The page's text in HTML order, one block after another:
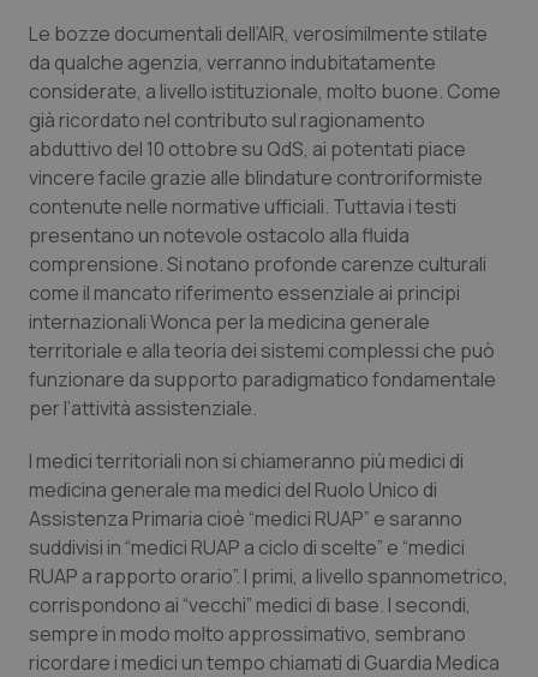
Puglia
Sardegna
Sicilia
Toscana
Umbria
Valle D’Aosta
Veneto
Malattie rare
Malattia di Crohn & Rettocolite Ulcerosa
Neuroscienze & patologie neurodegenerative
Obesità
Oftalmologia
Oncodermatologia
Oncoematologia
Oncologia & Nutrizione
Psoriasi & pelle
Quotidiano Cardiologia
Quotidiano Chirurgia
Le bozze documentali dell’AIR, verosimilmente stilate
da qualche agenzia, verranno indubitatamente
considerate, a livello istituzionale, molto buone. Come
già ricordato nel contributo sul ragionamento
abduttivo del 10 ottobre su QdS, ai potentati piace
vincere facile grazie alle blindature controriformiste
contenute nelle normative ufficiali. Tuttavia i testi
presentano un notevole ostacolo alla fluida
comprensione. Si notano profonde carenze culturali
come il mancato riferimento essenziale ai principi
internazionali Wonca per la medicina generale
territoriale e alla teoria dei sistemi complessi che può
funzionare da supporto paradigmatico fondamentale
per l’attività assistenziale.
I medici territoriali non si chiameranno più medici di
medicina generale ma medici del Ruolo Unico di
Assistenza Primaria cioè “medici RUAP” e saranno
suddivisi in “medici RUAP a ciclo di scelte” e “medici
RUAP a rapporto orario”. I primi, a livello spannometrico,
corrispondono ai “vecchi” medici di base. I secondi,
sempre in modo molto approssimativo, sembrano
ricordare i medici un tempo chiamati di Guardia Medica